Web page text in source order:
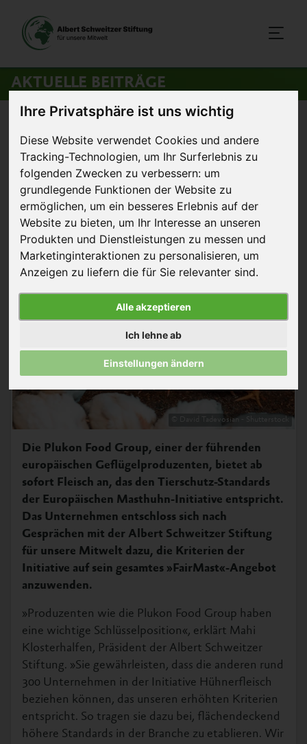
Ihre Privatsphäre ist uns wichtig
Diese Website verwendet Cookies und andere
Tracking-Technologien, um Ihr Surferlebnis zu
folgenden Zwecken zu verbessern: um
grundlegende Funktionen der Website zu
ermöglichen, um ein besseres Erlebnis auf der
Website zu bieten, um Ihr Interesse an unseren
Produkten und Dienstleistungen zu messen und
Marketinginteraktionen zu personalisieren, um
Anzeigen zu liefern die für Sie relevanter sind.
Alle akzeptieren
Ich lehne ab
Einstellungen ändern
AKTUELLE BEITRÄGE
Plukon produziert gemäß Masthuhn-
Initiative
11. Mai 2020 Pressemitteilung
Plukon produziert gemäß
Masthuhn-Initiative
© David Tadevosian - Shutterstock
Die Plukon Food Group, einer der führenden
europäischen Geflügelproduzenten, bietet ab
sofort Fleisch an, das den Tierschutz-Standards
der Europäischen Masthuhn-Initiative entspricht.
Das Unternehmen entschloss sich nach
Gesprächen mit der Albert Schweitzer Stiftung
für unsere Mitwelt dazu, die Kriterien der
Initiative auf sein gesamtes »FairMast«-Angebot
anzuwenden.
»Produzenten wie die Plukon Food Group haben
eine wichtige Schlüsselposition«, erklärt Mahi
Klosterhalfen, Präsident der Albert Schweitzer
Stiftung. »Sie gewährleisten, dass die anderen rund
300 Unternehmen in der Initiative Hühnerfleisch
beziehen können, das unseren erhöhten Kriterien
entspricht. So tragen sie dazu bei, flächendeckend
höhere Standards in der Branche zu etablieren. Wir